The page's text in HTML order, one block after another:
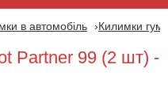
в автомобіль Килимки
Partner 99 (2 шт) -